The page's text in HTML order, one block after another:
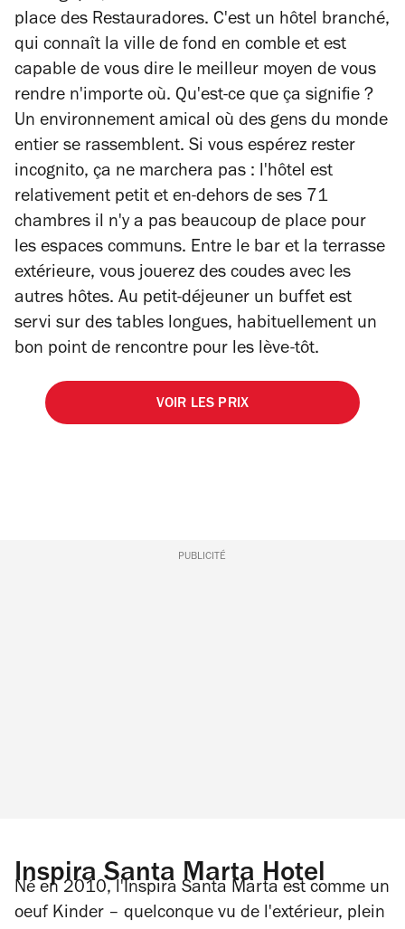
place des Restauradores. C'est un hôtel branché,
qui connaît la ville de fond en comble et est
capable de vous dire le meilleur moyen de vous
rendre n'importe où. Qu'est-ce que ça signifie ?
Un environnement amical où des gens du monde
entier se rassemblent. Si vous espérez rester
incognito, ça ne marchera pas : l'hôtel est
relativement petit et en-dehors de ses 71
chambres il n'y a pas beaucoup de place pour
les espaces communs. Entre le bar et la terrasse
extérieure, vous jouerez des coudes avec les
autres hôtes. Au petit-déjeuner un buffet est
servi sur des tables longues, habituellement un
bon point de rencontre pour les lève-tôt.
VOIR LES PRIX
PUBLICITÉ
Inspira Santa Marta Hotel
Né en 2010, l'Inspira Santa Marta est comme un
oeuf Kinder – quelconque vu de l'extérieur, plein